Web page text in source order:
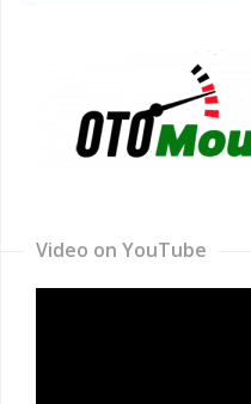
Video on YouTube